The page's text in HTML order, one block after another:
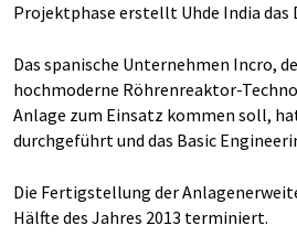
Projektphase erstellt Uhde India das
Das spanische Unternehmen Incro,
hochmoderne Röhrenreaktor-
Anlage zum Einsatz kommen soll,
durchgeführt und das Basic
Die Fertigstellung der
Hälfte des Jahres 2013 terminiert.